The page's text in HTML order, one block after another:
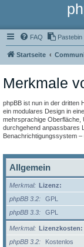
FAQ Pastebin
Startseite
Merkmale
phpBB ist nun in der dritten
ein modulares Design in
mehrsprachige Oberfläche,
durchgehend anpassbares
Benachrichtigungssystem –
Allgemein
Merkmal
Lizenz:
phpBB 3.2
GPL
phpBB 3.3
GPL
Merkmal
Lizenzkosten:
phpBB 3.2
Kostenlos